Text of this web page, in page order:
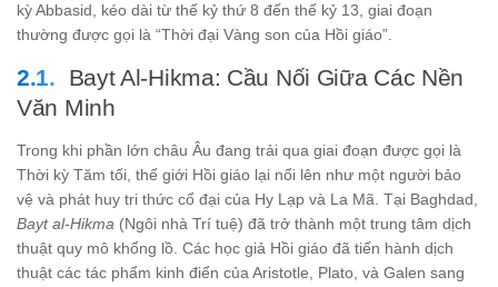
kỳ Abbasid, kéo dài từ thế kỷ thứ 8 đến thế kỷ 13, giai đoạn
thường được gọi là “Thời đại Vàng son của Hồi giáo”.
Bayt Al-Hikma: Cầu Nối Giữa Các Nền
Văn Minh
Trong khi phần lớn châu Âu đang trải qua giai đoạn được gọi là
Thời kỳ Tăm tối, thế giới Hồi giáo lại nổi lên như một người bảo
vệ và phát huy tri thức cổ đại của Hy Lạp và La Mã. Tại Baghdad,
Bayt al-Hikma (Ngôi nhà Trí tuệ) đã trở thành một trung tâm dịch
thuật quy mô khổng lồ. Các học giả Hồi giáo đã tiến hành dịch
thuật các tác phẩm kinh điển của Aristotle, Plato, và Galen sang